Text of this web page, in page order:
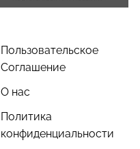
Пользовательское
Соглашение
О нас
Политика
конфиденциальности